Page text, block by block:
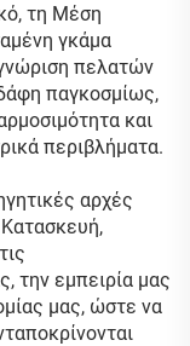
τη Μέση
γκάμα
πελατών
παγκοσμίως,
και
περιβλήματα.
αρχές
Κατασκευή,
την εμπειρία μας
μας, ώστε να